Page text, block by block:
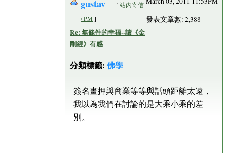
gustav [站內寄信
/ PM ]
Re: 無條件的幸福--讀《金
剛經》有感
分類標籤: 佛學
發表文章數: 2,388
簽名畫押與商業等等與話頭距離太遠，
我以為我們在討論的是大乘小乘的差
別。